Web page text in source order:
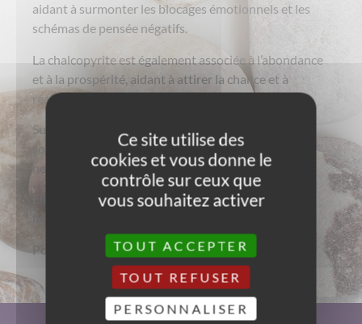
aidant à surmonter les blocages émotionnels et les
schémas de pensée négatifs.
La chalcopyrite est également associée à l’abondance
et à la prospérité, aidant à attirer la chance et à
réaliser des objectifs matériels.
Sur le plan physique, elle est considérée comme un
soutien pour le système respiratoire et les voies
nerveuses, aidant à réduire l’inflammation.
Elle apporte une énergie positive et harmonieuse,
Pour plus d’informations sur cette pierre,
Ce site utilise des
cookies et vous donne le
contrôle sur ceux que
vous souhaitez activer
TOUT ACCEPTER
TOUT REFUSER
PERSONNALISER